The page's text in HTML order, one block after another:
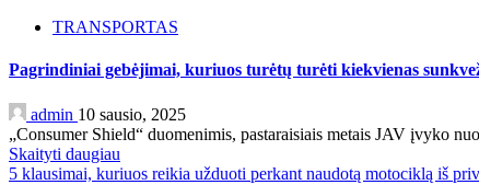
TRANSPORTAS
Pagrindiniai gebėjimai, kuriuos turėtų turėti kiekvienas
admin 10 sausio, 2025
„Consumer Shield“ duomenimis, pastaraisiais metais JAV įvyko
Skaityti daugiau
5 klausimai, kuriuos reikia užduoti perkant naudotą motociklą iš